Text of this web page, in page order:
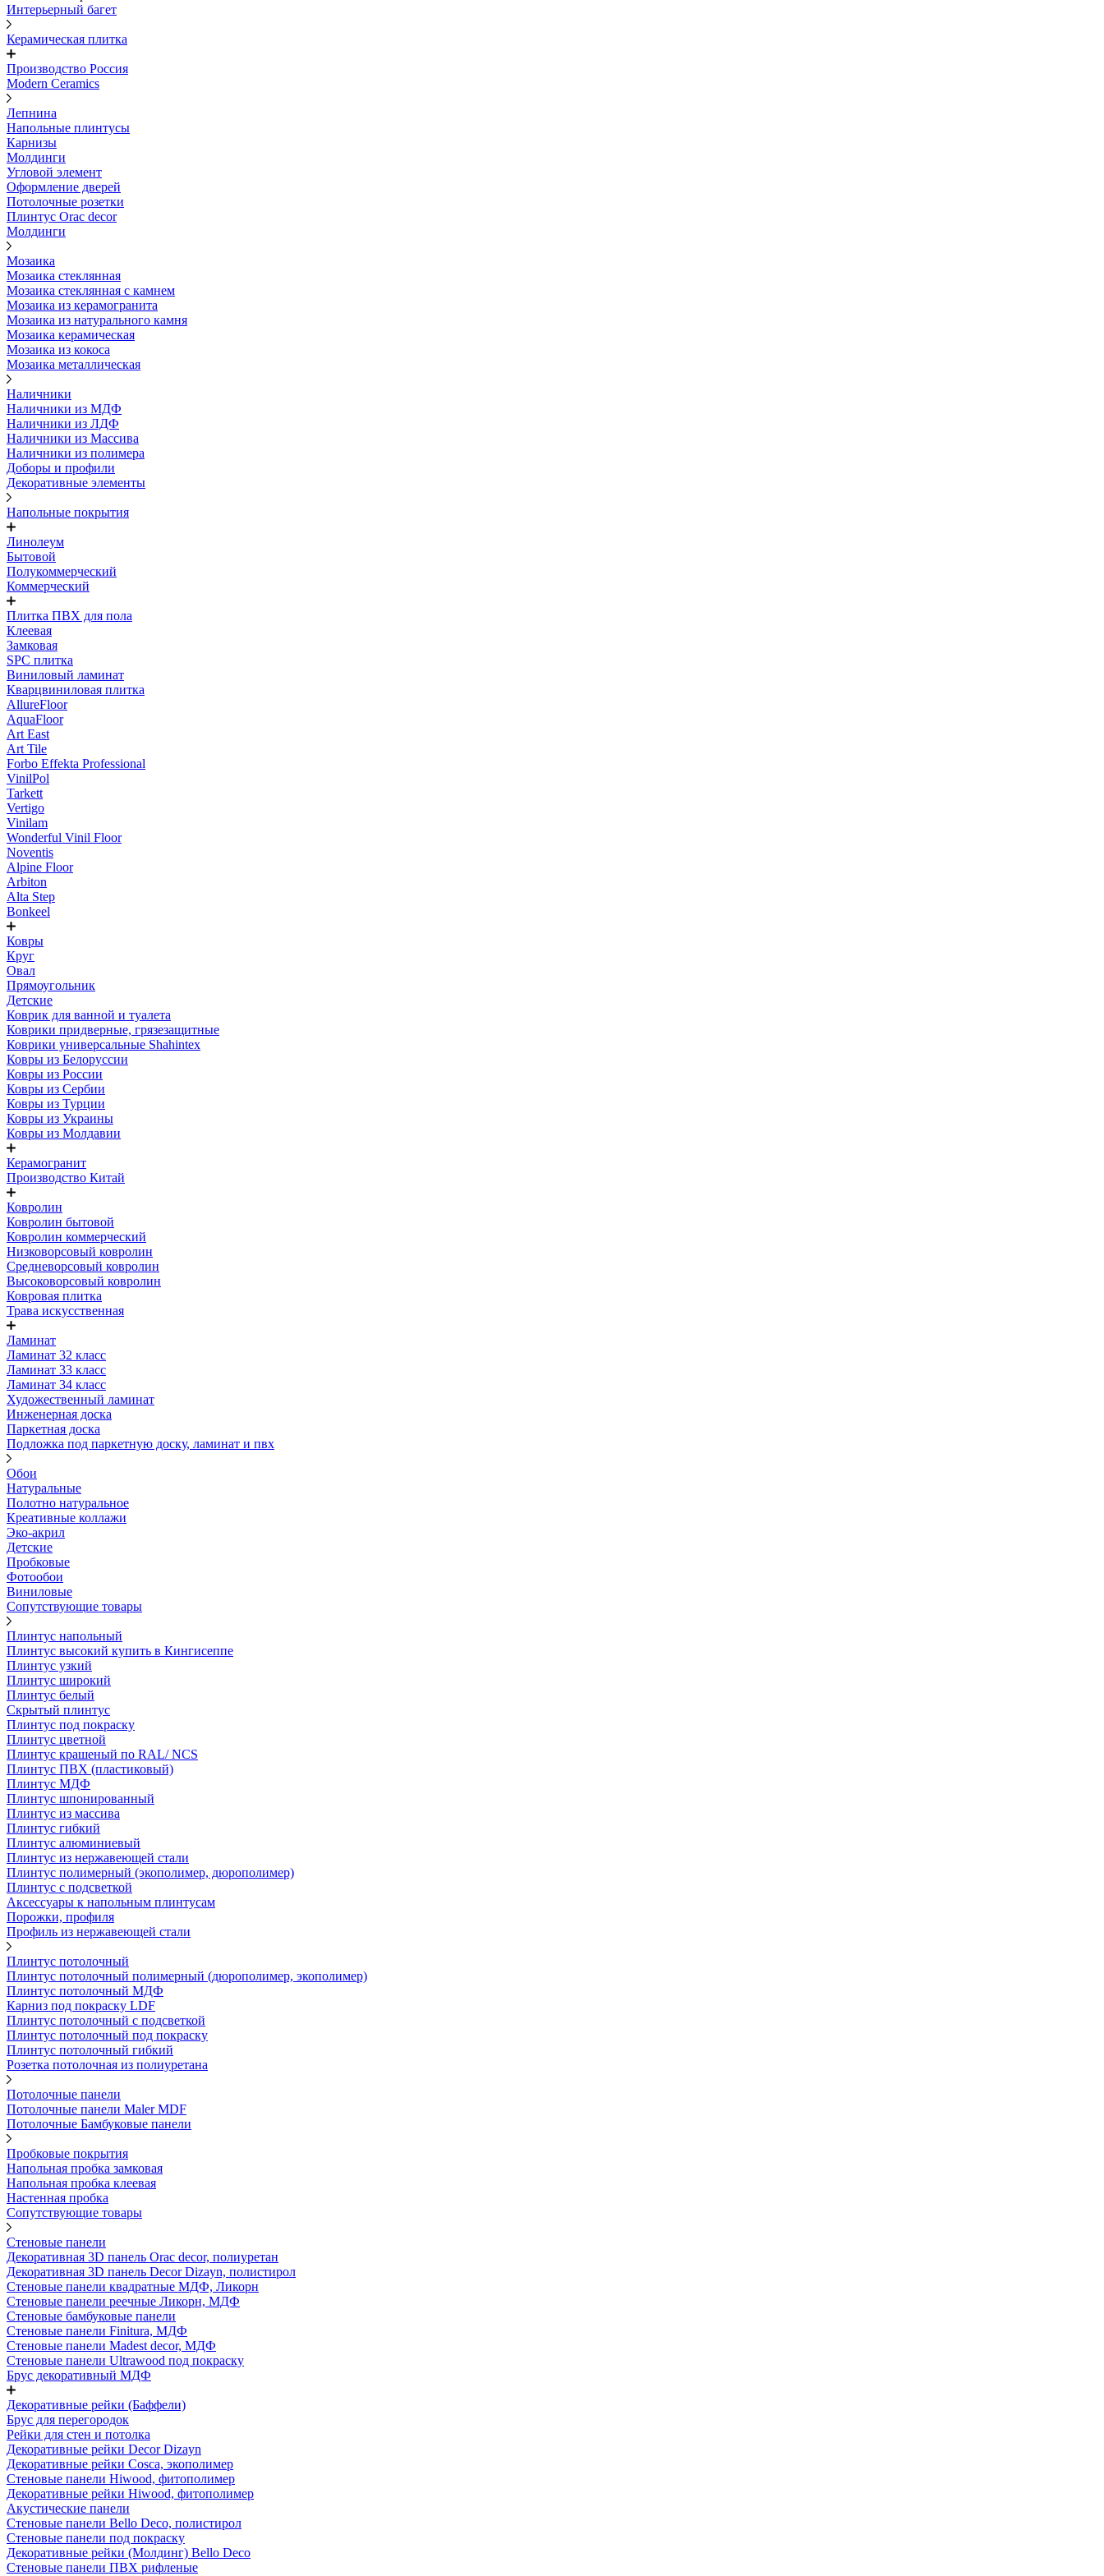
Интерьерный багет
Керамическая плитка
Производство Россия
Modern Ceramics
Лепнина
Напольные плинтусы
Карнизы
Молдинги
Угловой элемент
Оформление дверей
Потолочные розетки
Плинтус Orac decor
Молдинги
Мозаика
Мозаика стеклянная
Мозаика стеклянная с камнем
Мозаика из керамогранита
Мозаика из натурального камня
Мозаика керамическая
Мозаика из кокоса
Мозаика металлическая
Наличники
Наличники из МДФ
Наличники из ЛДФ
Наличники из Массива
Наличники из полимера
Доборы и профили
Декоративные элементы
Напольные покрытия
Линолеум
Бытовой
Полукоммерческий
Коммерческий
Плитка ПВХ для пола
Клеевая
Замковая
SPC плитка
Виниловый ламинат
Кварцвиниловая плитка
AllureFloor
AquaFloor
Art East
Art Tile
Forbo Effekta Professional
VinilPol
Tarkett
Vertigo
Vinilam
Wonderful Vinil Floor
Noventis
Alpine Floor
Arbiton
Alta Step
Bonkeel
Ковры
Круг
Овал
Прямоугольник
Детские
Коврик для ванной и туалета
Коврики придверные, грязезащитные
Коврики универсальные Shahintex
Ковры из Белоруссии
Ковры из России
Ковры из Сербии
Ковры из Турции
Ковры из Украины
Ковры из Молдавии
Керамогранит
Производство Китай
Ковролин
Ковролин бытовой
Ковролин коммерческий
Низковорсовый ковролин
Средневорсовый ковролин
Высоковорсовый ковролин
Ковровая плитка
Трава искусственная
Ламинат
Ламинат 32 класс
Ламинат 33 класс
Ламинат 34 класс
Художественный ламинат
Инженерная доска
Паркетная доска
Подложка под паркетную доску, ламинат и пвх
Обои
Натуральные
Полотно натуральное
Креативные коллажи
Эко-акрил
Детские
Пробковые
Фотообои
Виниловые
Сопутствующие товары
Плинтус напольный
Плинтус высокий купить в Кингисеппе
Плинтус узкий
Плинтус широкий
Плинтус белый
Скрытый плинтус
Плинтус под покраску
Плинтус цветной
Плинтус крашеный по RAL/ NCS
Плинтус ПВХ (пластиковый)
Плинтус МДФ
Плинтус шпонированный
Плинтус из массива
Плинтус гибкий
Плинтус алюминиевый
Плинтус из нержавеющей стали
Плинтус полимерный (экополимер, дюрополимер)
Плинтус с подсветкой
Аксессуары к напольным плинтусам
Порожки, профиля
Профиль из нержавеющей стали
Плинтус потолочный
Плинтус потолочный полимерный (дюрополимер, экополимер)
Плинтус потолочный МДФ
Карниз под покраску LDF
Плинтус потолочный с подсветкой
Плинтус потолочный под покраску
Плинтус потолочный гибкий
Розетка потолочная из полиуретана
Потолочные панели
Потолочные панели Maler MDF
Потолочные Бамбуковые панели
Пробковые покрытия
Напольная пробка замковая
Напольная пробка клеевая
Настенная пробка
Сопутствующие товары
Стеновые панели
Декоративная 3D панель Orac decor, полиуретан
Декоративная 3D панель Decor Dizayn, полистирол
Стеновые панели квадратные МДФ, Ликорн
Стеновые панели реечные Ликорн, МДФ
Стеновые бамбуковые панели
Стеновые панели Finitura, МДФ
Стеновые панели Madest decor, МДФ
Стеновые панели Ultrawood под покраску
Брус декоративный МДФ
Декоративные рейки (Баффели)
Брус для перегородок
Рейки для стен и потолка
Декоративные рейки Decor Dizayn
Декоративные рейки Cosca, экополимер
Стеновые панели Hiwood, фитополимер
Декоративные рейки Hiwood, фитополимер
Акустические панели
Стеновые панели Bello Deco, полистирол
Стеновые панели под покраску
Декоративные рейки (Молдинг) Bello Deco
Стеновые панели ПВХ рифленые